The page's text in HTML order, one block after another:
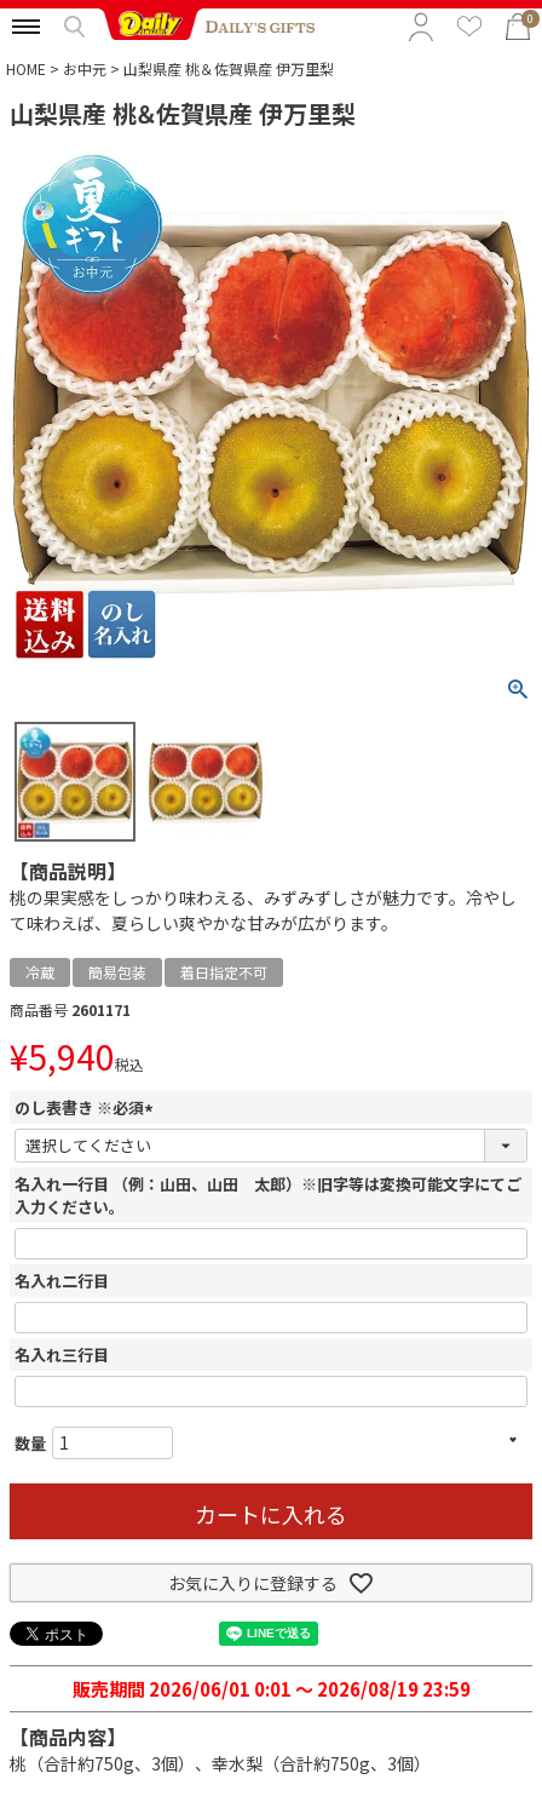
0
特集から選ぶ
予算から選ぶ
カテゴリから選ぶ
贈る相手から選ぶ
HOME お中元 山梨県産 桃＆佐賀県産 伊万里梨
山梨県産 桃＆佐賀県産 伊万里梨
【商品説明】
桃の果実感をしっかり味わえる、みずみずしさが魅力です。冷やし
て味わえば、夏らしい爽やかな甘みが広がります。
冷蔵 簡易包装
着日指定不可
商品番号 2601171
¥5,940税込
のし表書き ※必須
(
必
須
名入れ一行目 （例：山田、山田 太郎）※旧字等は変換可能文字にてご
入力ください。
名入れ二行目
名入れ三行目
カートに入れる
お気に入りに登録する
販売期間 2026/06/01 0:01〜 2026/08/19 23:59
【商品内容】
桃（合計約750g、3個）、幸水梨（合計約750g、3個）